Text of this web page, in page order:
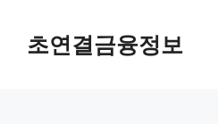
초연결금융정보